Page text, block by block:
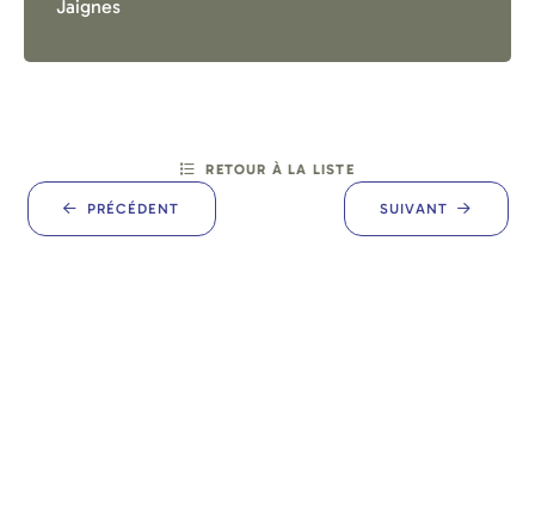
Jaignes
PRÉCÉDENT
RETOUR À LA LISTE
SUIVANT